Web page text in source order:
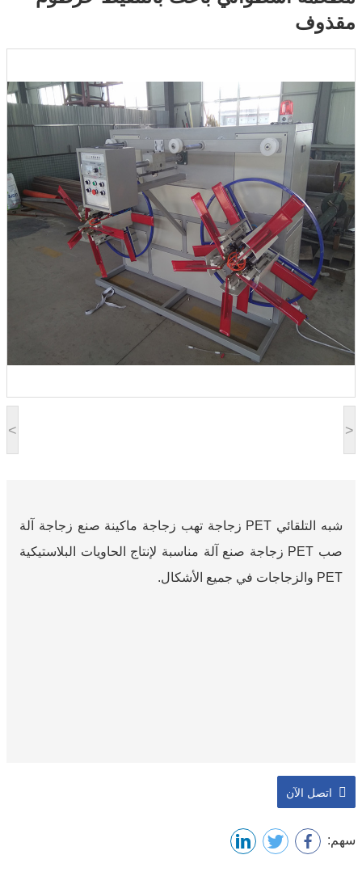
< >
مقذوف
شبه التلقائي PET زجاجة تهب زجاجة ماكينة صنع زجاجة آلة
صب PET زجاجة صنع آلة مناسبة لإنتاج الحاويات البلاستيكية
PET والزجاجات في جميع الأشكال.
اتصل الآن
سهم: